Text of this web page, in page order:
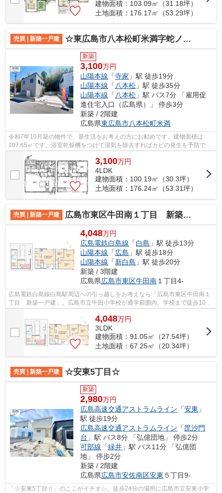
建物面積：103.09㎡（31.18坪）
土地面積：176.17㎡（53.29坪）
売買 | 新築一戸建 ☆東広島市八本松町米満字蛇ノ釜 新規分譲☆
新築
3,100万円
山陽本線 「寺家 」駅 徒歩19分
山陽本線 「 八本松 」駅 徒歩35分
山陽本線 「 八本松 」駅 バス7分 「雇用促
進住宅入口（広島県）」 停歩3分
新築 / 2階建
広島県東広島市八本松町米満
令和7年10月築の物件で、新生活をお考えの方にお勧めです。建物面積は
107.65㎡です。浴室乾燥機をつけて湿気を除去すればカビの発生を予防でき
る、浴室乾燥機付きの物件です。充実した...
3,100万円
4LDK
建物面積：100.19㎡（30.3坪）
土地面積：176.24㎡（53.31坪）
売買 | 新築一戸建 広島市東区牛田南１丁目 新築一戸建
4,048万円
広島電鉄白島線 「白島 」駅 徒歩13分
山陽本線 「広島 」駅 徒歩18分
山陽本線 「新白島 」駅 徒歩20分
新築 / 3階建
広島県広島市東区牛田南 １丁目4-
広島電鉄白島線白島駅周辺への引っ越しをお考えなら「広島市東区牛田南１
丁目 新築一戸建」。広島市立牛田小学校が通学範囲内、学校まで徒歩10
分。新築の戸建て物件です。人生に何度...
4,048万円
3LDK
建物面積：91.05㎡（27.54坪）
土地面積：67.25㎡（20.34坪）
売買 | 新築一戸建 ☆安東5丁目☆
新築
2,980万円
広島高速交通アストラムライン 「安東 」
駅 徒歩19分
広島高速交通アストラムライン 「毘沙門
台 」駅 バス8分 「弘億団地」 停歩2分
可部線 「緑井 」駅 バス11分 「弘億団
地」 停歩2分
新築 / 2階建
広島県広島市安佐南区安東 ５丁目9-
「☆安東5丁目☆」のここがイチオシ。徒歩24分の場所に広島市立安東小学